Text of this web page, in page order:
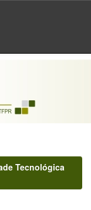
Tecnológica